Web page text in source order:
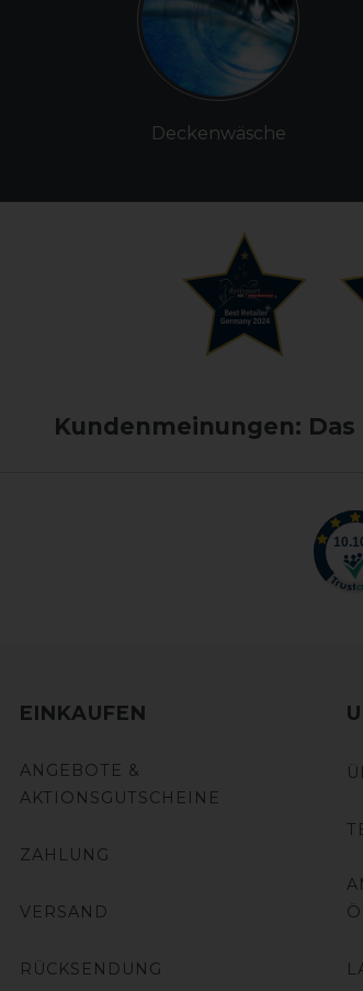
Deckenwäsche
Kundenmeinungen:
EINKAUFEN
ANGEBOTE &
AKTIONSGUTSCHEINE
ZAHLUNG
VERSAND
RÜCKSENDUNG